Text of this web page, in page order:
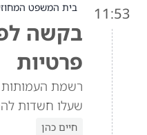
11:53 בית המשפט
בקשה
פרטיות
רשמת העמותות
שעלו חשדות
חיים כהן